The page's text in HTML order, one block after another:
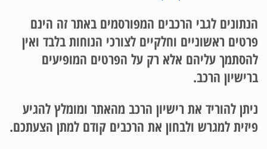
הנתונים לגבי הרכבים המפורסמים באתר זה הינם
פרטים ראשוניים וחלקיים לצורכי הנוחות בלבד ואין
להסתמך עליהם אלא רק על הפרטים המופיעים
ברישיון הרכב.
ניתן להוריד את רישיון הרכב מהאתר ומומלץ להגיע
פיזית למגרש ולבחון את הרכבים קודם למתן הצעתכם.